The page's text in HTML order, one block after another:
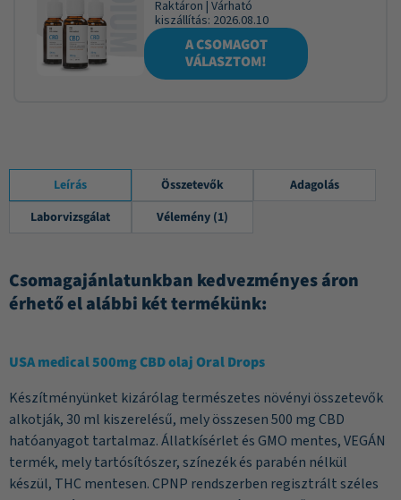
Raktáron | Várható
kiszállítás: 2026.08.10
A CSOMAGOT
VÁLASZTOM!
Leírás Összetevők
Adagolás
Laborvizsgálat
Vélemény (1)
Csomagajánlatunkban kedvezményes áron
érhető el alábbi két termékünk:
USA medical 500mg CBD olaj Oral Drops
Készítményünket kizárólag természetes növényi összetevők
alkotják, 30 ml kiszerelésű, mely összesen 500 mg CBD
hatóanyagot tartalmaz. Állatkísérlet és GMO mentes, VEGÁN
termék, mely tartósítószer, színezék és parabén nélkül
készül, THC mentesen. CPNP rendszerben regisztrált széles